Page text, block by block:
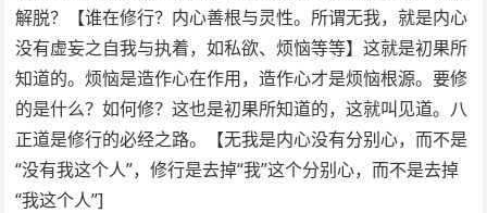
解脱？【谁在修行？内心善根与灵性。所谓无我，就是内心
没有虚妄之自我与执着，如私欲、烦恼等等】这就是初果所
知道的。烦恼是造作心在作用，造作心才是烦恼根源。要修
的是什么？如何修？这也是初果所知道的，这就叫见道。八
正道是修行的必经之路。【无我是内心没有分别心，而不是
“没有我这个人”，修行是去掉“我”这个分别心，而不是去掉
“我这个人”]